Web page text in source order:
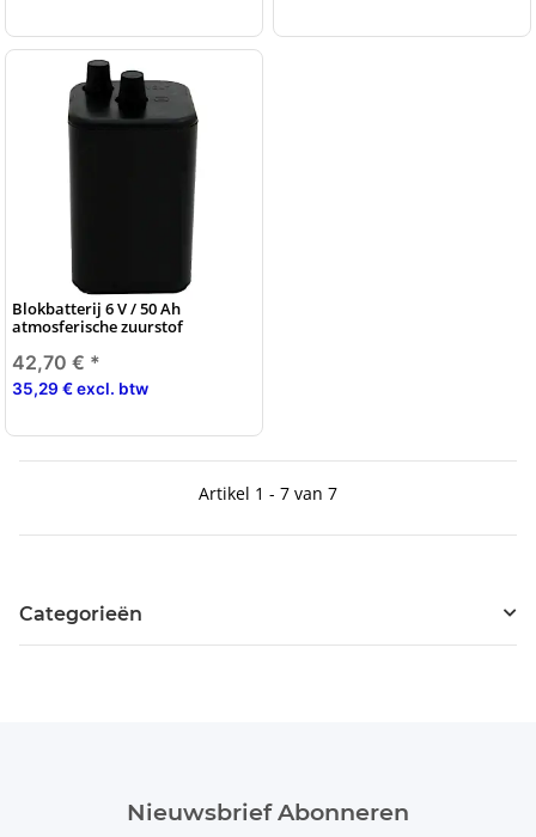
Blokbatterij 6 V / 50 Ah
atmosferische zuurstof
42,70 € *
35,29 € excl. btw
Artikel 1 - 7 van 7
Categorieën
Nieuwsbrief Abonneren